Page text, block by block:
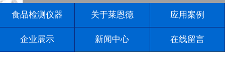
食品检测仪器 关于莱恩德 应用案例
企业展示 新闻中心 在线留言